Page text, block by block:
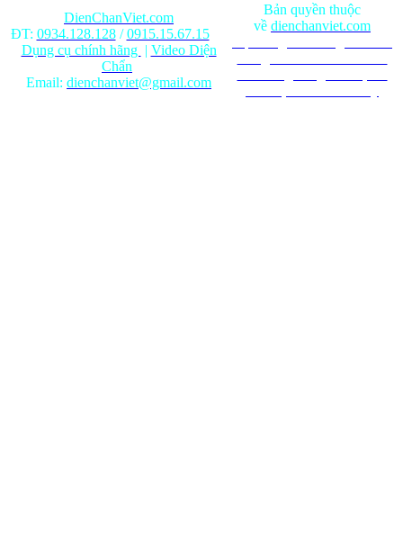
DienChanViet.com
ĐT: 0934.128.128/0915.15.67.15
Dụng cụ chính hãng | Video Diện
Chẩn
Email: dienchanviet@gmail.com
Bản quyền thuộc
về dienchanviet.com